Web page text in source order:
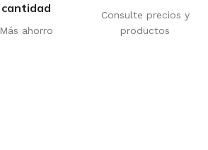
cantidad
Más ahorro
Consulte precios y
productos